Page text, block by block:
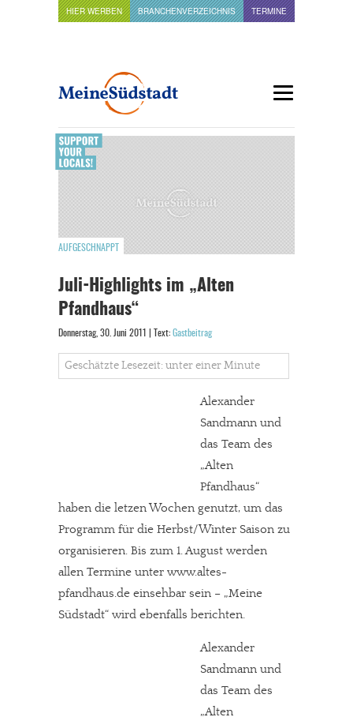
HIER WERBEN BRANCHENVERZEICHNIS TERMINE
AUFGESCHNAPPT
Juli-Highlights im „Alten
Pfandhaus“
Donnerstag, 30. Juni 2011 | Text: Gastbeitrag
Geschätzte Lesezeit: unter einer Minute
Alexander
Sandmann und
das Team des
„Alten
Pfandhaus“
haben die letzen Wochen genutzt, um das
Programm für die Herbst/Winter Saison zu
organisieren. Bis zum 1. August werden
allen Termine unter www.altes-
pfandhaus.de einsehbar sein – „Meine
Südstadt“ wird ebenfalls berichten.
Alexander
Sandmann und
das Team des
„Alten